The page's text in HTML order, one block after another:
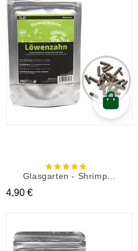
Glasgarten - Shrimp...
Prix
4,90 €